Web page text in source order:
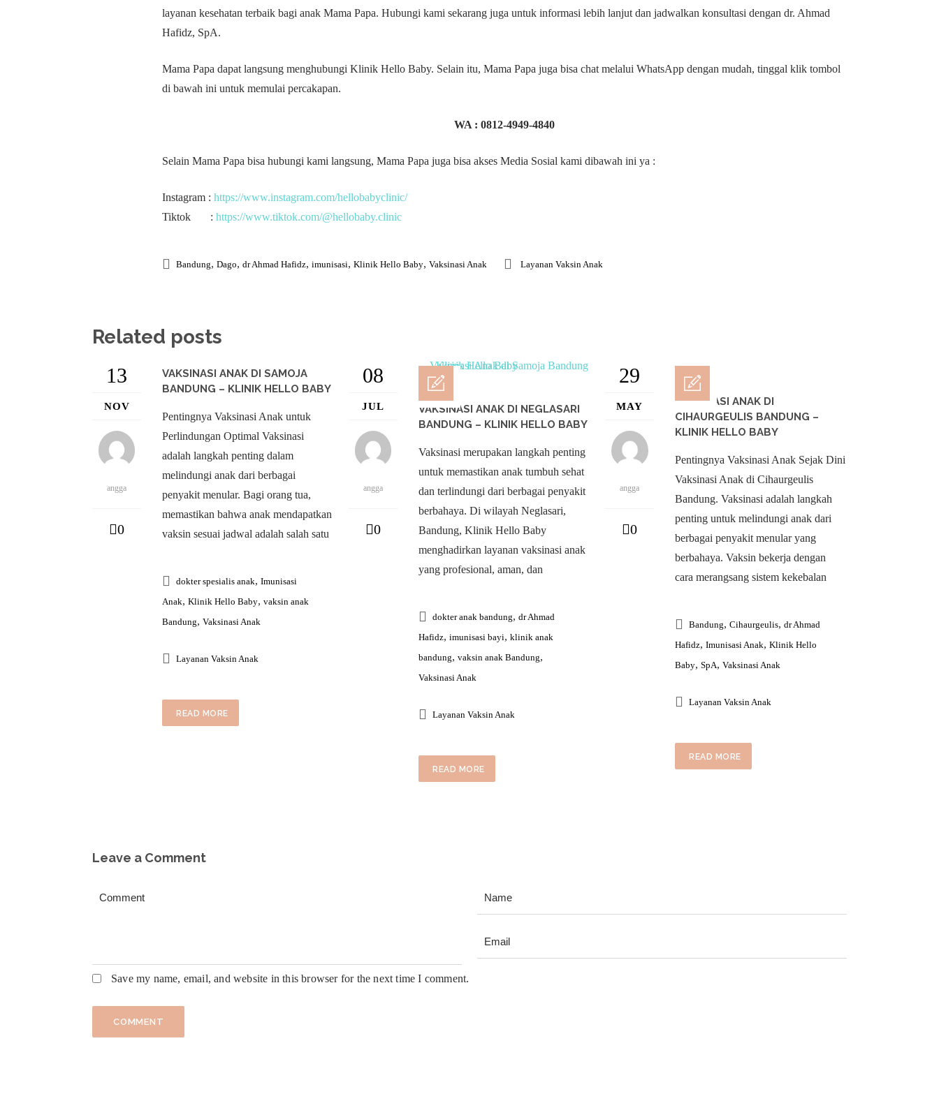
layanan kesehatan terbaik bagi anak Mama Papa. Hubungi kami sekarang juga untuk informasi lebih lanjut dan jadwalkan konsultasi dengan dr. Ahmad
Hafidz, SpA.
Mama Papa dapat langsung menghubungi Klinik Hello Baby. Selain itu, Mama Papa juga bisa chat melalui WhatsApp dengan mudah, tinggal klik tombol
di bawah ini untuk memulai percakapan.
WA : 0812-4949-4840
Selain Mama Papa bisa hubungi kami langsung, Mama Papa juga bisa akses Media Sosial kami dibawah ini ya :
Instagram : https://www.instagram.com/hellobabyclinic/
Tiktok : https://www.tiktok.com/@hellobaby.clinic
Bandung, Dago, dr Ahmad Hafidz, imunisasi, Klinik Hello Baby, Vaksinasi Anak Layanan Vaksin Anak
Related posts
13
NOV
angga
0
VAKSINASI ANAK DI SAMOJA
BANDUNG – KLINIK HELLO BABY
Pentingnya Vaksinasi Anak untuk
Perlindungan Optimal Vaksinasi
adalah langkah penting dalam
melindungi anak dari berbagai
penyakit menular. Bagi orang tua,
memastikan bahwa anak mendapatkan
vaksin sesuai jadwal adalah salah satu
dokter spesialis anak, Imunisasi
Anak, Klinik Hello Baby, vaksin anak
Bandung, Vaksinasi Anak
Layanan Vaksin Anak
READ MORE
08
JUL
angga
0
VAKSINASI ANAK DI NEGLASARI
BANDUNG – KLINIK HELLO BABY
Vaksinasi merupakan langkah penting
untuk memastikan anak tumbuh sehat
dan terlindungi dari berbagai penyakit
berbahaya. Di wilayah Neglasari,
Bandung, Klinik Hello Baby
menghadirkan layanan vaksinasi anak
yang profesional, aman, dan
dokter anak bandung,dr Ahmad
Hafidz,imunisasi bayi,klinik anak
bandung,vaksin anak Bandung,
Vaksinasi Anak
Layanan Vaksin Anak
READ MORE
29
MAY
angga
0
VAKSINASI ANAK DI
CIHAURGEULIS BANDUNG –
KLINIK HELLO BABY
Pentingnya Vaksinasi Anak Sejak Dini
Vaksinasi Anak di Cihaurgeulis
Bandung. Vaksinasi adalah langkah
penting untuk melindungi anak dari
berbagai penyakit menular yang
berbahaya. Vaksin bekerja dengan
cara merangsang sistem kekebalan
Bandung,Cihaurgeulis,dr Ahmad
Hafidz,Imunisasi Anak,Klinik Hello
Baby,SpA,Vaksinasi Anak
Layanan Vaksin Anak
READ MORE
Leave a Comment
Save my name, email, and website in this browser for the next time I comment.